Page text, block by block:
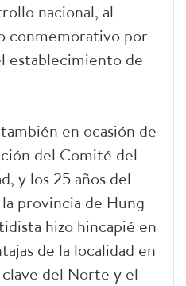
nacional, al
conmemorativo por
establecimiento de
en ocasión de
del Comité del
y los 25 años del
provincia de Hung
hizo hincapié en
de la localidad en
del Norte y el